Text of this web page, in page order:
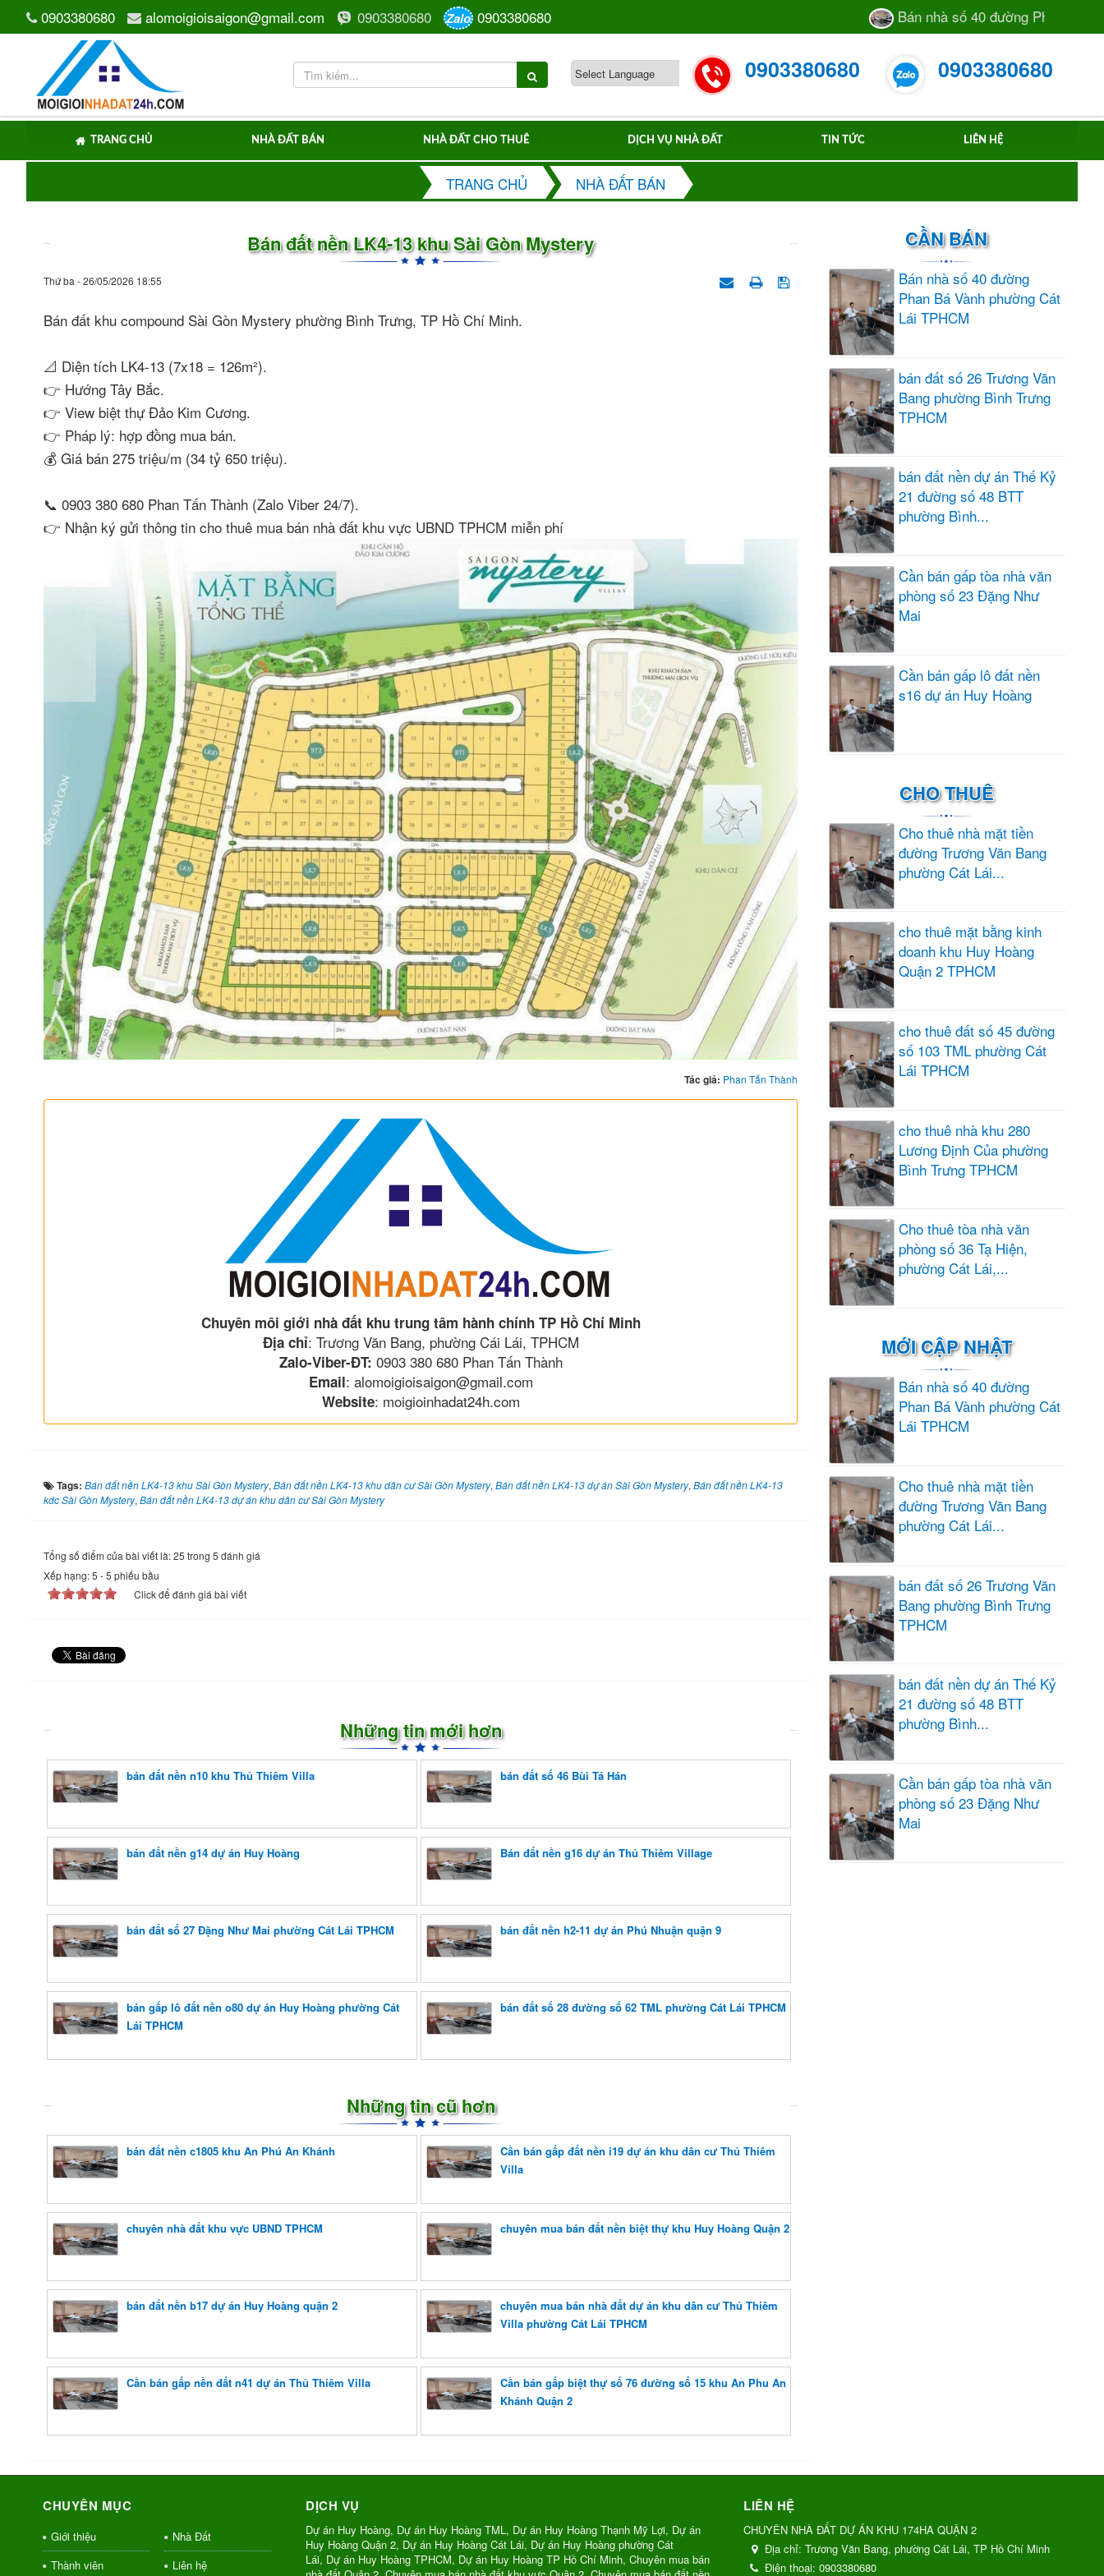
0903380680 alomoigioisaigon@gmail.com 0903380680 Zalo 0903380680 Bán nhà số 40 đường Phan Bá Vành
0903380680 0903380680
TRANG CHỦ NHÀ ĐẤT BÁN NHÀ ĐẤT CHO THUÊ DỊCH VỤ NHÀ ĐẤT TIN TỨC LIÊN HỆ
TRANG CHỦ NHÀ ĐẤT BÁN
Bán đất nền LK4-13 khu Sài Gòn Mystery
Thứ ba - 26/05/2026 18:55
Bán đất khu compound Sài Gòn Mystery phường Bình Trưng, TP Hồ Chí Minh.
📐 Diện tích LK4-13 (7x18 = 126m²).
👉 Hướng Tây Bắc.
👉 View biệt thự Đảo Kim Cương.
👉 Pháp lý: hợp đồng mua bán.
💰 Giá bán 275 triệu/m (34 tỷ 650 triệu).
📞 0903 380 680 Phan Tấn Thành (Zalo Viber 24/7).
👉 Nhận ký gửi thông tin cho thuê mua bán nhà đất khu vực UBND TPHCM miễn phí
Tác giả: Phan Tấn Thành
Chuyên môi giới nhà đất khu trung tâm hành chính TP Hồ Chí Minh
Địa chỉ: Trương Văn Bang, phường Cái Lái, TPHCM
Zalo-Viber-ĐT: 0903 380 680 Phan Tấn Thành
Email: alomoigioisaigon@gmail.com
Website: moigioinhadat24h.com
Tags: Bán đất nền LK4-13 khu Sài Gòn Mystery, Bán đất nền LK4-13 khu dân cư Sài Gòn Mystery, Bán đất nền LK4-13 dự án Sài Gòn Mystery, Bán đất nền LK4-13
kdc Sài Gòn Mystery, Bán đất nền LK4-13 dự án khu dân cư Sài Gòn Mystery
Tổng số điểm của bài viết là: 25 trong 5 đánh giá
Xếp hạng:5 -5 phiếu bầu
Click để đánh giá bài viết
Những tin mới hơn
bán đất nền n10 khu Thủ Thiêm Villa bán đất số 46 Bùi Tá Hán
bán đất nền g14 dự án Huy Hoàng Bán đất nền g16 dự án Thủ Thiêm Village
bán đất số 27 Đặng Như Mai phường Cát Lái TPHCM bán đất nền h2-11 dự án Phú Nhuận quận 9
bán gấp lô đất nền o80 dự án Huy Hoàng phường Cát
Lái TPHCM
bán đất số 28 đường số 62 TML phường Cát Lái TPHCM
Những tin cũ hơn
bán đất nền c1805 khu An Phú An Khánh
Cần bán gấp đất nền i19 dự án khu dân cư Thủ Thiêm
Villa
chuyên nhà đất khu vực UBND TPHCM chuyên mua bán đất nền biệt thự khu Huy Hoàng Quận 2
bán đất nền b17 dự án Huy Hoàng quận 2
chuyên mua bán nhà đất dự án khu dân cư Thủ Thiêm
Villa phường Cát Lái TPHCM
Cần bán gấp nền đất n41 dự án Thủ Thiêm Villa
Cần bán gấp biệt thự số 76 đường số 15 khu An Phu An
Khánh Quận 2
CẦN BÁN
Bán nhà số 40 đường
Phan Bá Vành phường Cát
Lái TPHCM
bán đất số 26 Trương Văn
Bang phường Bình Trưng
TPHCM
bán đất nền dự án Thế Kỷ
21 đường số 48 BTT
phường Bình...
Cần bán gấp tòa nhà văn
phòng số 23 Đặng Như
Mai
Cần bán gấp lô đất nền
s16 dự án Huy Hoàng
CHO THUÊ
Cho thuê nhà mặt tiền
đường Trương Văn Bang
phường Cát Lái...
cho thuê mặt bằng kinh
doanh khu Huy Hoàng
Quận 2 TPHCM
cho thuê đất số 45 đường
số 103 TML phường Cát
Lái TPHCM
cho thuê nhà khu 280
Lương Định Của phường
Bình Trưng TPHCM
Cho thuê tòa nhà văn
phòng số 36 Tạ Hiện,
phường Cát Lái,...
MỚI CẬP NHẬT
Bán nhà số 40 đường
Phan Bá Vành phường Cát
Lái TPHCM
Cho thuê nhà mặt tiền
đường Trương Văn Bang
phường Cát Lái...
bán đất số 26 Trương Văn
Bang phường Bình Trưng
TPHCM
bán đất nền dự án Thế Kỷ
21 đường số 48 BTT
phường Bình...
Cần bán gấp tòa nhà văn
phòng số 23 Đặng Như
Mai
CHUYÊN MỤC
Giới thiệu
Nhà Đất
Thành viên
Liên hệ
DỊCH VỤ
Dự án Huy Hoàng, Dự án Huy Hoàng TML, Dự án Huy Hoàng Thạnh Mỹ Lợi, Dự án
Huy Hoàng Quận 2, Dự án Huy Hoàng Cát Lái, Dự án Huy Hoàng phường Cát
Lái, Dự án Huy Hoàng TPHCM, Dự án Huy Hoàng TP Hồ Chí Minh, Chuyên mua bán
LIÊN HỆ
CHUYÊN NHÀ ĐẤT DỰ ÁN KHU 174HA QUẬN 2
Địa chỉ:Trương Văn Bang, phường Cát Lái, TP Hồ Chí Minh
Điện thoại:0903380680